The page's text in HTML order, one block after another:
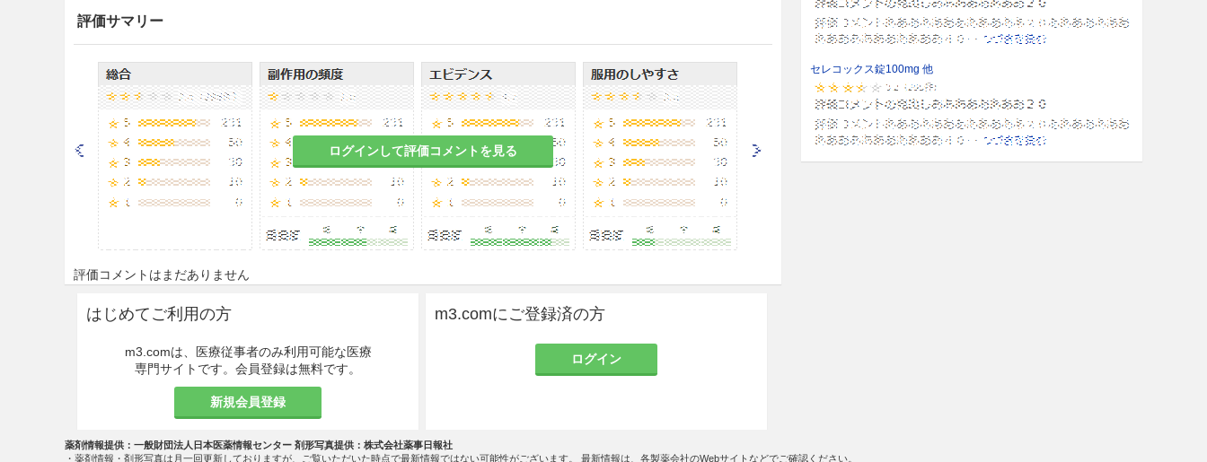
と。
慎重投与
9.1 合併症・既往歴等のある患者
9.1.1 下痢、軟便のある患者
これらの症状が悪化するおそれがある。
9.1.2 著しく胃腸の虚弱な患者
食欲不振、胃部不快感、悪心、腹痛、下痢等があらわれることがある。
9.1.3 食欲不振、悪心、嘔吐のある患者
これらの症状が悪化するおそれがある。
副作用があらわれやすくなり、その症状が増強されるおそれがある。
9.5 妊婦
評価サマリー
ログインして評価コメントを見る
評価コメントはまだありません
はじめてご利用の方
m3.comは、医療従事者のみ利用可能な医療
専門サイトです。会員登録は無料です。
新規会員登録
m3.comにご登録済の方
ログイン
セレコックス錠100mg 他
薬剤情報提供：一般財団法人日本医薬情報センター 剤形写真提供：株式会社薬事日報社
・薬剤情報・剤形写真は月一回更新しておりますが、ご覧いただいた時点で最新情報ではない可能性がございます。 最新情報は、各製薬会社のWebサイトなどでご確認ください。